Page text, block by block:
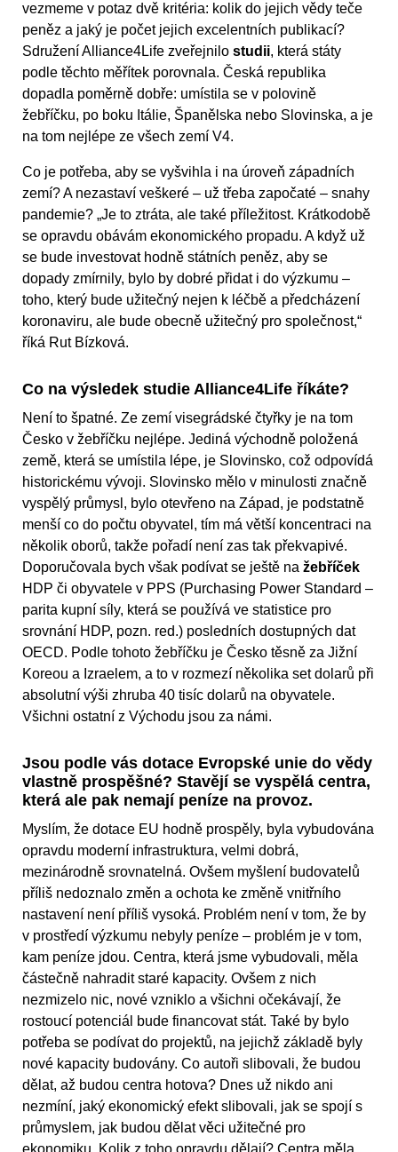
vezmeme v potaz dvě kritéria: kolik do jejich vědy teče
peněz a jaký je počet jejich excelentních publikací?
Sdružení Alliance4Life zveřejnilo studii, která státy
podle těchto měřítek porovnala. Česká republika
dopadla poměrně dobře: umístila se v polovině
žebříčku, po boku Itálie, Španělska nebo Slovinska, a je
na tom nejlépe ze všech zemí V4.
Co je potřeba, aby se vyšvihla i na úroveň západních
zemí? A nezastaví veškeré – už třeba započaté – snahy
pandemie? „Je to ztráta, ale také příležitost. Krátkodobě
se opravdu obávám ekonomického propadu. A když už
se bude investovat hodně státních peněz, aby se
dopady zmírnily, bylo by dobré přidat i do výzkumu –
toho, který bude užitečný nejen k léčbě a předcházení
koronaviru, ale bude obecně užitečný pro společnost,“
říká Rut Bízková.
Co na výsledek studie Alliance4Life říkáte?
Není to špatné. Ze zemí visegrádské čtyřky je na tom
Česko v žebříčku nejlépe. Jediná východně položená
země, která se umístila lépe, je Slovinsko, což odpovídá
historickému vývoji. Slovinsko mělo v minulosti značně
vyspělý průmysl, bylo otevřeno na Západ, je podstatně
menší co do počtu obyvatel, tím má větší koncentraci na
několik oborů, takže pořadí není zas tak překvapivé.
Doporučovala bych však podívat se ještě na žebříček
HDP či obyvatele v PPS (Purchasing Power Standard –
parita kupní síly, která se používá ve statistice pro
srovnání HDP, pozn. red.) posledních dostupných dat
OECD. Podle tohoto žebříčku je Česko těsně za Jižní
Koreou a Izraelem, a to v rozmezí několika set dolarů při
absolutní výši zhruba 40 tisíc dolarů na obyvatele.
Všichni ostatní z Východu jsou za námi.
Jsou podle vás dotace Evropské unie do vědy
vlastně prospěšné? Stavějí se vyspělá centra,
která ale pak nemají peníze na provoz.
Myslím, že dotace EU hodně prospěly, byla vybudována
opravdu moderní infrastruktura, velmi dobrá,
mezinárodně srovnatelná. Ovšem myšlení budovatelů
příliš nedoznalo změn a ochota ke změně vnitřního
nastavení není příliš vysoká. Problém není v tom, že by
v prostředí výzkumu nebyly peníze – problém je v tom,
kam peníze jdou. Centra, která jsme vybudovali, měla
částečně nahradit staré kapacity. Ovšem z nich
nezmizelo nic, nové vzniklo a všichni očekávají, že
rostoucí potenciál bude financovat stát. Také by bylo
potřeba se podívat do projektů, na jejichž základě byly
nové kapacity budovány. Co autoři slibovali, že budou
dělat, až budou centra hotova? Dnes už nikdo ani
nezmíní, jaký ekonomický efekt slibovali, jak se spojí s
průmyslem, jak budou dělat věci užitečné pro